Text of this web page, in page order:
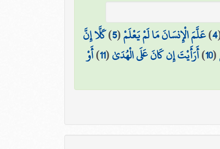
4
)عَلَّمَ الْإِنسَانَ مَا لَمْ يَعْلَمْ(
5
)كَلَّا إِنَّ
(
10
)أَرَأَيْتَ إِن كَانَ عَلَى الْهُدَىٰ(
11
)أَوْ